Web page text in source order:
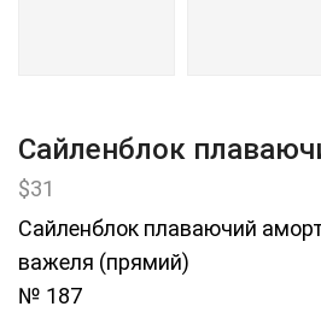
Сайленблок
$31
Сайленблок плаваючий
важеля (прямий)
№ 187